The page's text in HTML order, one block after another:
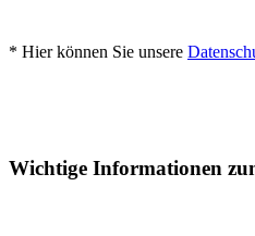
* Hier können Sie unsere
Wichtige Informationen